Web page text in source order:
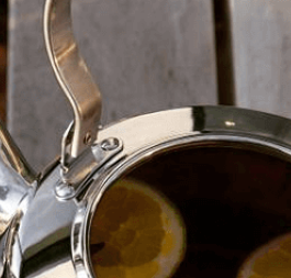
宅配
每筆NT$80，滿NT$490(含以上)免運費
離島宅配
每筆NT$80，滿NT$490(含以上)免運費
付款後門市自取
免運費